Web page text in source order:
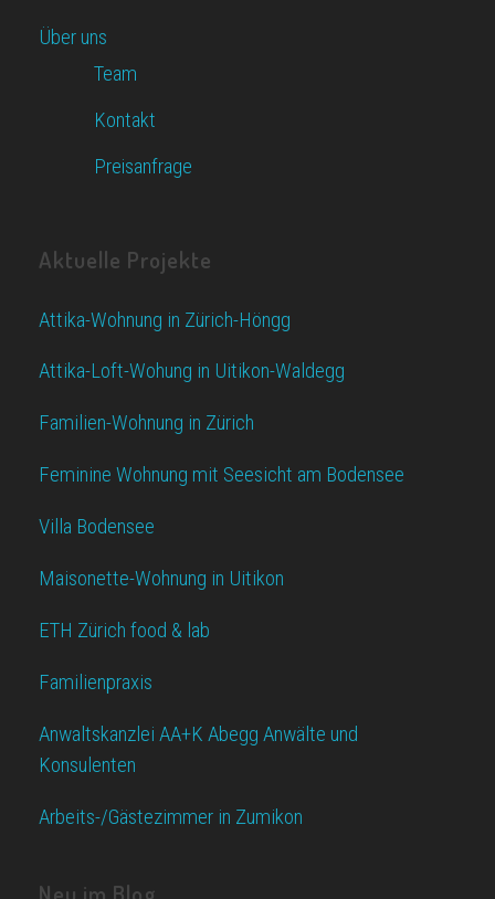
Über uns
Team
Kontakt
Preisanfrage
Aktuelle Projekte
Attika-Wohnung in Zürich-Höngg
Attika-Loft-Wohung in Uitikon-Waldegg
Familien-Wohnung in Zürich
Feminine Wohnung mit Seesicht am Bodensee
Villa Bodensee
Maisonette-Wohnung in Uitikon
ETH Zürich food & lab
Familienpraxis
Anwaltskanzlei AA+K Abegg Anwälte und
Konsulenten
Arbeits-/Gästezimmer in Zumikon